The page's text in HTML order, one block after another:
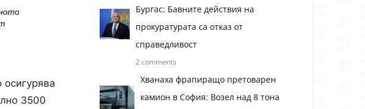
осигурява
3500
Бургас: Бавните действия на
прокуратурата са отказ от
справедливост
2 comments
Хванаха фрапиращо претоварен
камион в София: Возел над 8 тона